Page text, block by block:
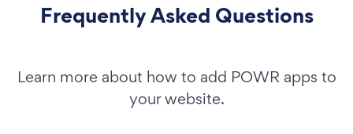
Frequently Asked Questions
Learn more about how to add POWR apps to
your website.